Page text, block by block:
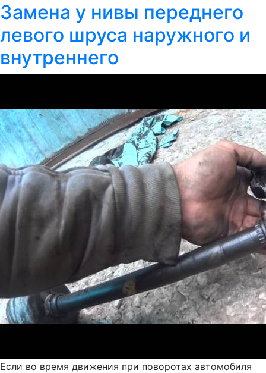
Замена у нивы переднего
левого шруса наружного и
внутреннего
Если во время движения при поворотах автомобиля